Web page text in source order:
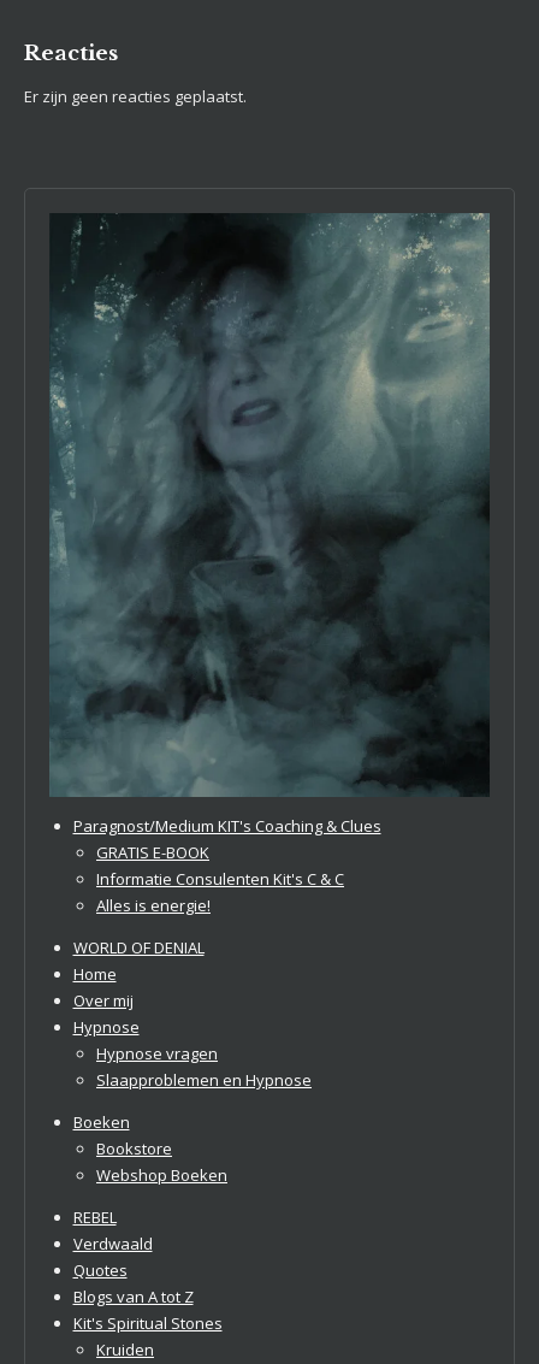
Reacties
Er zijn geen reacties geplaatst.
Paragnost/Medium KIT's Coaching & Clues
GRATIS E-BOOK
Informatie Consulenten Kit's C & C
Alles is energie!
WORLD OF DENIAL
Home
Over mij
Hypnose
Hypnose vragen
Slaapproblemen en Hypnose
Boeken
Bookstore
Webshop Boeken
REBEL
Verdwaald
Quotes
Blogs van A tot Z
Kit's Spiritual Stones
Kruiden